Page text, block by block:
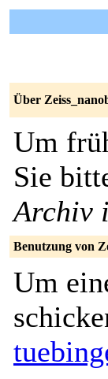
Über
Um
Sie
Archiv
Benutzung von
Um